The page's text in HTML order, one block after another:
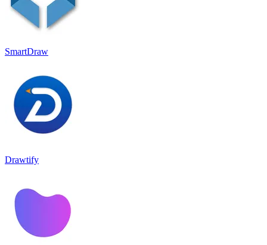
SmartDraw
Drawtify